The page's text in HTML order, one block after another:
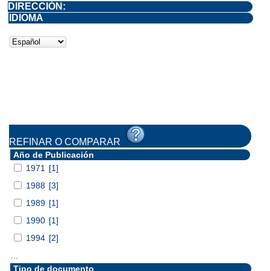
DIRECCIÓN:
IDIOMA
REFINAR O COMPARAR
Año de Publicación
1971
[1]
1988 [3]
1989 [1]
1990 [1]
1994 [2]
Tipo de documento